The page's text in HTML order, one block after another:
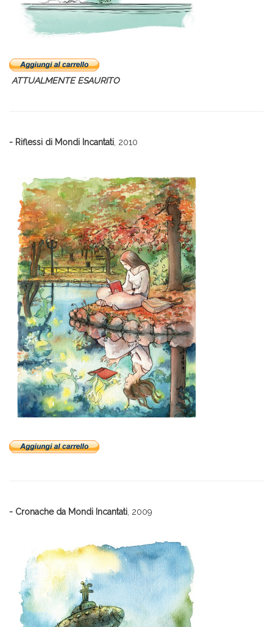
ATTUALMENTE ESAURITO
- Riflessi di Mondi Incantati , 2010
- Cronache da Mondi Incantati , 2009